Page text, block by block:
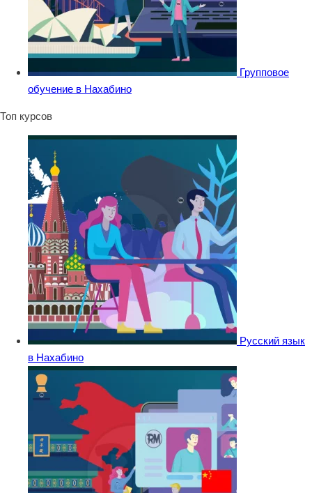
Групповое
обучение в Нахабино
Топ курсов
Русский язык
в Нахабино